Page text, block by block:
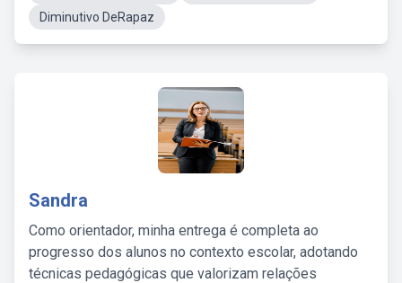
Diminutivo DeRapaz
Sandra
Como orientador, minha entrega é completa ao
progresso dos alunos no contexto escolar, adotando
técnicas pedagógicas que valorizam relações